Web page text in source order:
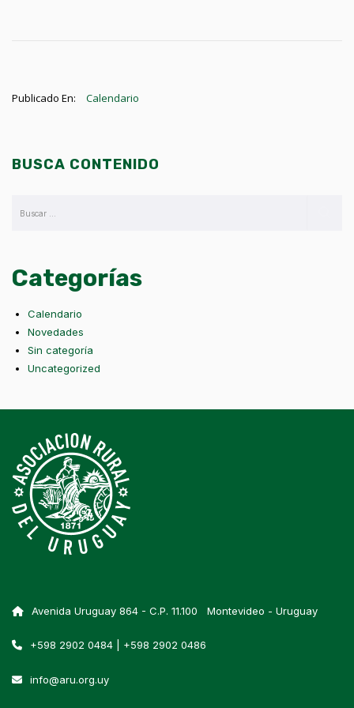
Publicado En: Calendario
BUSCA CONTENIDO
Categorías
Calendario
Novedades
Sin categoría
Uncategorized
Avenida Uruguay 864 - C.P. 11.100 Montevideo - Uruguay
+598 2902 0484 | +598 2902 0486
info@aru.org.uy